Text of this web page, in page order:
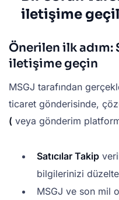
iletişime
Önerilen ilk adım:
iletişime geçin
MSGJ tarafından
ticaret gönderisinde,
( veya gönderim
Satıcılar Takip
bilgilerinizi
MSGJ ve son mil